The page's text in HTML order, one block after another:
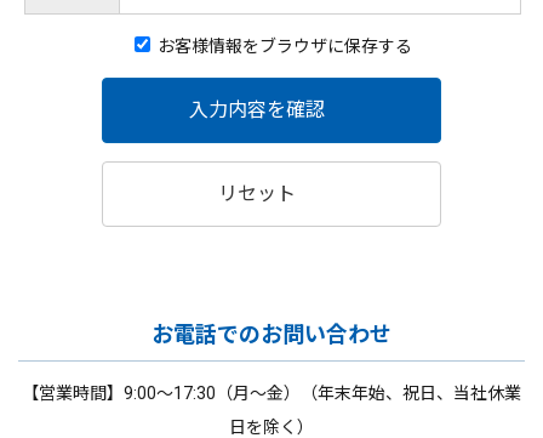
お客様情報をブラウザに保存する
入力内容を確認
リセット
お電話でのお問い合わせ
【営業時間】9:00～17:30（月～金）（年末年始、祝日、当社休業
日を除く）